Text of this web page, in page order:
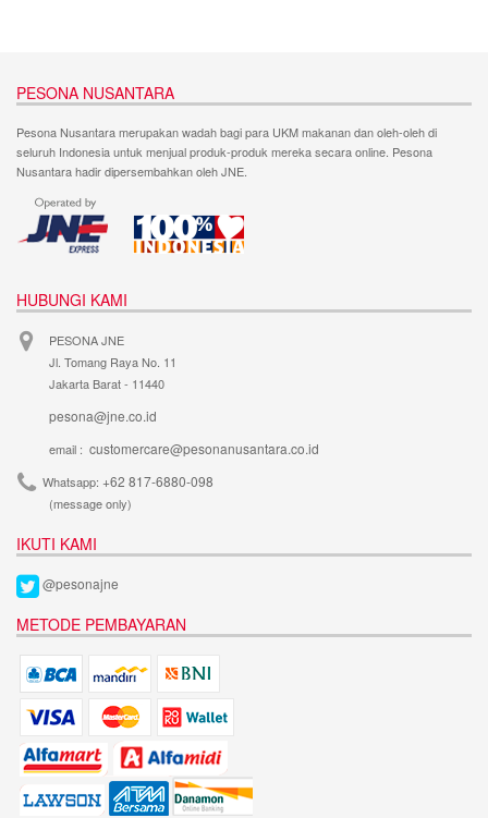
PESONA NUSANTARA
Pesona Nusantara merupakan wadah bagi para UKM makanan dan oleh-oleh di
seluruh Indonesia untuk menjual produk-produk mereka secara online. Pesona
Nusantara hadir dipersembahkan oleh JNE.
HUBUNGI KAMI
PESONA JNE
Jl. Tomang Raya No. 11
Jakarta Barat - 11440
pesona@jne.co.id
email : customercare@pesonanusantara.co.id
Whatsapp: +62 817-6880-098
(message only)
IKUTI KAMI
@pesonajne
METODE PEMBAYARAN